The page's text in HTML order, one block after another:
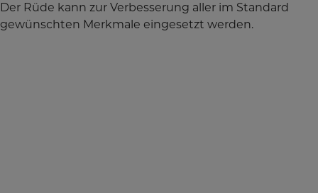
Der Rüde kann zur Verbesserung aller im Standard
gewünschten Merkmale eingesetzt werden.